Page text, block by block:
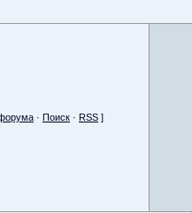
· Поиск · RSS ]